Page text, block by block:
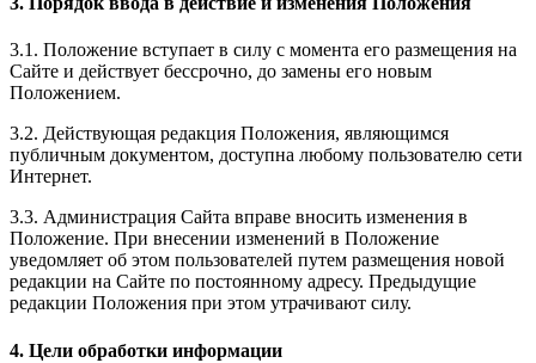
3.1. Положение вступает в силу с момента его размещения на
Сайте и действует бессрочно, до замены его новым
Положением.
3.2. Действующая редакция Положения, являющимся
публичным документом, доступна любому пользователю сети
Интернет.
3.3. Администрация Сайта вправе вносить изменения в
Положение. При внесении изменений в Положение
уведомляет об этом пользователей путем размещения новой
редакции на Сайте по постоянному адресу. Предыдущие
редакции Положения при этом утрачивают силу.
4. Цели обработки информации